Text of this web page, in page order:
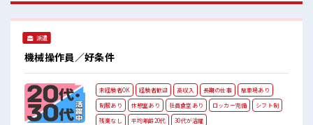
すすめは社員食堂(*‘∀‘)★ 夜勤のときも安心の24時間営業！
あったかいおいしい食事が出てきてほっこりしますね♪ #ryo
派遣
機械操作員／好条件
未経験者OK 経験者歓迎 高収入 長期の仕事
駐車場あり
制服あり
休憩室あり 社員食堂あり ロッカー完備
シフト制
残業なし
平均年齢20代 30代が活躍